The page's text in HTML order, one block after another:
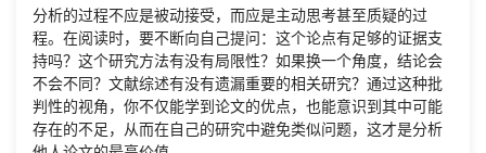
分析的过程不应是被动接受，而应是主动思考甚至质疑的过
程。在阅读时，要不断向自己提问：这个论点有足够的证据支
持吗？这个研究方法有没有局限性？如果换一个角度，结论会
不会不同？文献综述有没有遗漏重要的相关研究？通过这种批
判性的视角，你不仅能学到论文的优点，也能意识到其中可能
存在的不足，从而在自己的研究中避免类似问题，这才是分析